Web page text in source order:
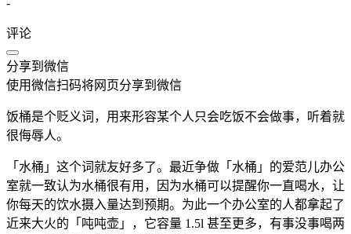
评论
分享到微信
使用微信扫码将网页分享到微信
饭桶是个贬义词，用来形容某个人只会吃饭不会做事，听着就
很侮辱人。
「水桶」这个词就友好多了。最近争做「水桶」的爱范儿办公
室就一致认为水桶很有用，因为水桶可以提醒你一直喝水，让
你每天的饮水摄入量达到预期。为此一个办公室的人都拿起了
近来大火的「吨吨壶」，它容量 1.5l 甚至更多，有事没事喝两